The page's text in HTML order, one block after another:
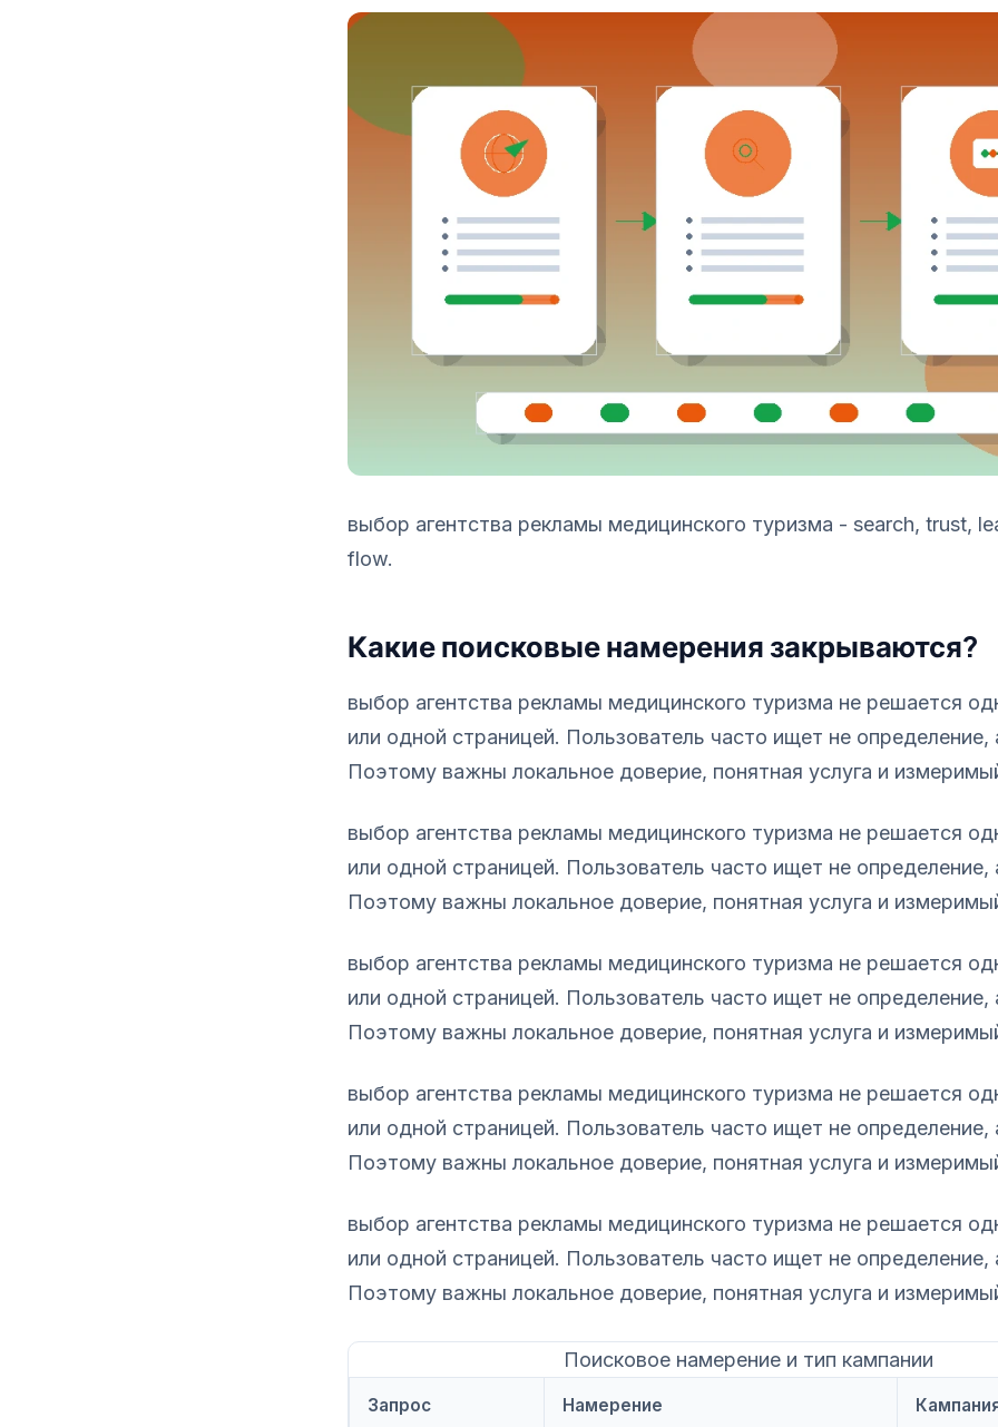
выбор агентства рекламы медицинского туризма - search, trust,
flow.
Какие поисковые намерения закрываются?
выбор агентства рекламы медицинского туризма не решается
или одной страницей. Пользователь часто ищет не определение,
Поэтому важны локальное доверие, понятная услуга и
выбор агентства рекламы медицинского туризма не решается
или одной страницей. Пользователь часто ищет не определение,
Поэтому важны локальное доверие, понятная услуга и
выбор агентства рекламы медицинского туризма не решается
или одной страницей. Пользователь часто ищет не определение,
Поэтому важны локальное доверие, понятная услуга и
выбор агентства рекламы медицинского туризма не решается
или одной страницей. Пользователь часто ищет не определение,
Поэтому важны локальное доверие, понятная услуга и
выбор агентства рекламы медицинского туризма не решается
или одной страницей. Пользователь часто ищет не определение,
Поэтому важны локальное доверие, понятная услуга и
Поисковое намерение и тип кампании
Запрос Намерение